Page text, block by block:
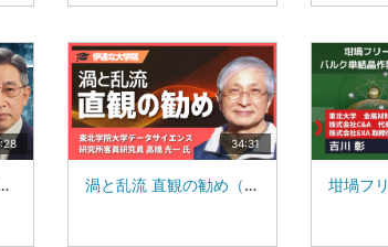
（２）：東北大学名誉教授：犬竹 正明
34:31
渦と乱流 直観の勧め（１）：東北学院大学データサイエンス研究所客員研究員：高橋 光一